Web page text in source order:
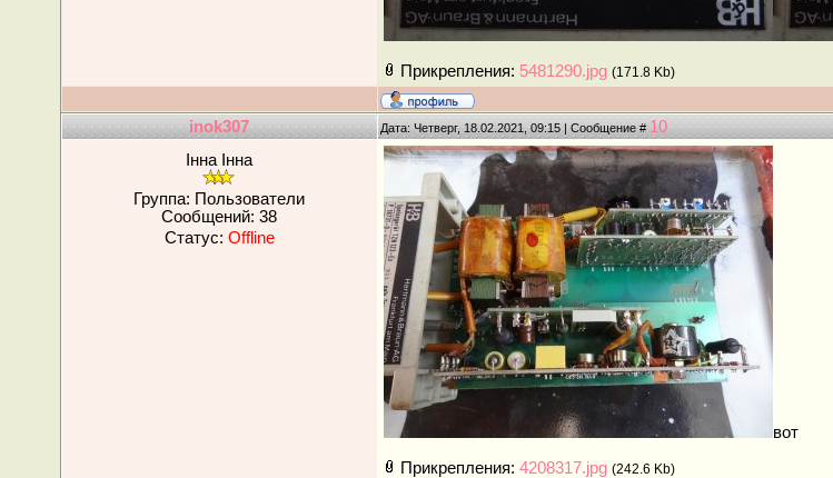
Прикрепления: 5481290.jpg (171.8 Kb)
inok307 Дата: Четверг, 18.02.2021, 09:15 | Сообщение # 10
Інна Інна
Группа: Пользователи
Сообщений: 38
Статус: Offline
вот
Прикрепления: 4208317.jpg (242.6 Kb)